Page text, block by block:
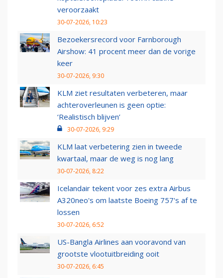
veroorzaakt
30-07-2026, 10:23
Bezoekersrecord voor Farnborough
Airshow: 41 procent meer dan de vorige
keer
30-07-2026, 9:30
KLM ziet resultaten verbeteren, maar
achteroverleunen is geen optie:
‘Realistisch blijven’
30-07-2026, 9:29
KLM laat verbetering zien in tweede
kwartaal, maar de weg is nog lang
30-07-2026, 8:22
Icelandair tekent voor zes extra Airbus
A320neo's om laatste Boeing 757's af te
lossen
30-07-2026, 6:52
US-Bangla Airlines aan vooravond van
grootste vlootuitbreiding ooit
30-07-2026, 6:45